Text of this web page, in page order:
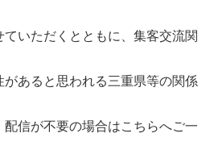
いただくとともに、集客交流関
あると思われる三重県等の関係
信が不要の場合はこちらへご一